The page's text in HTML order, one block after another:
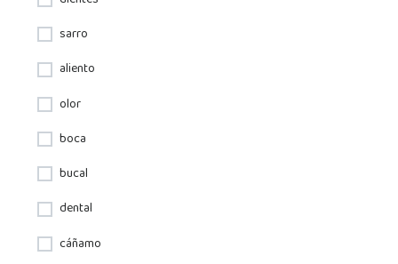
sarro
aliento
olor
boca
bucal
dental
cáñamo